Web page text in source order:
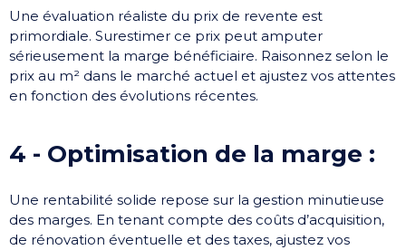
Une évaluation réaliste du prix de revente est
primordiale. Surestimer ce prix peut amputer
sérieusement la marge bénéficiaire. Raisonnez selon le
prix au m² dans le marché actuel et ajustez vos attentes
en fonction des évolutions récentes.
4 - Optimisation de la marge :
Une rentabilité solide repose sur la gestion minutieuse
des marges. En tenant compte des coûts d’acquisition,
de rénovation éventuelle et des taxes, ajustez vos